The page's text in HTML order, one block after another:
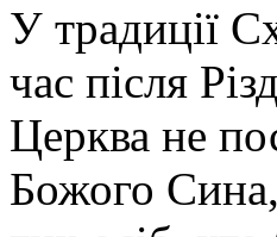
У традиції
час після
Церква не
Божого Сина,